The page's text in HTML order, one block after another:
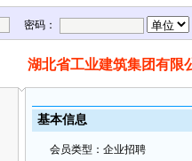
密码：
湖北省工业建筑集团有限
基本信息
会员类型： 企业招聘